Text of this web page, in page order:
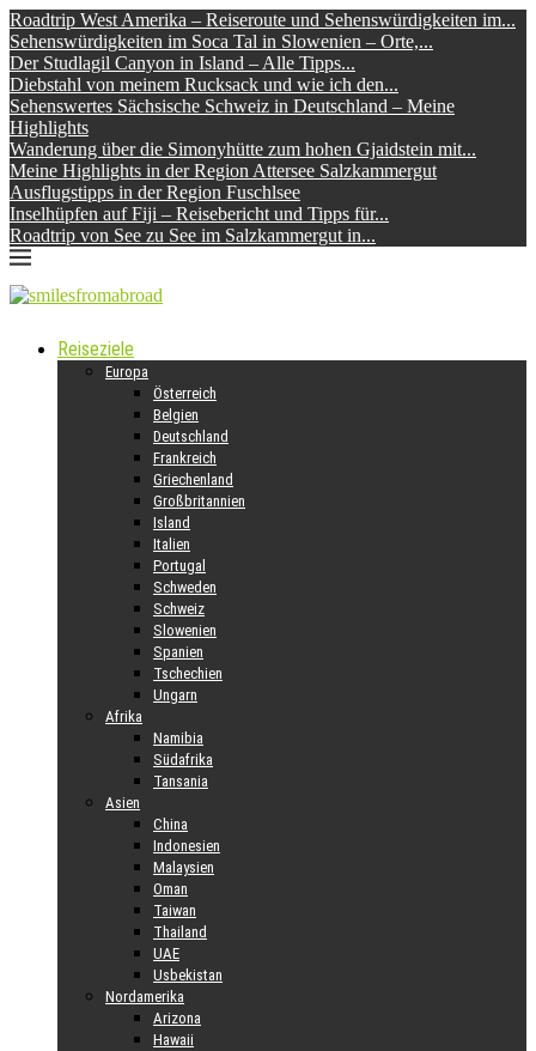
Roadtrip West Amerika – Reiseroute und Sehenswürdigkeiten im...
Sehenswürdigkeiten im Soca Tal in Slowenien – Orte,...
Der Studlagil Canyon in Island – Alle Tipps...
Diebstahl von meinem Rucksack und wie ich den...
Sehenswertes Sächsische Schweiz in Deutschland – Meine
Highlights
Wanderung über die Simonyhütte zum hohen Gjaidstein mit...
Meine Highlights in der Region Attersee Salzkammergut
Ausflugstipps in der Region Fuschlsee
Inselhüpfen auf Fiji – Reisebericht und Tipps für...
Roadtrip von See zu See im Salzkammergut in...
Reiseziele
Europa
Österreich
Belgien
Deutschland
Frankreich
Griechenland
Großbritannien
Island
Italien
Portugal
Schweden
Schweiz
Slowenien
Spanien
Tschechien
Ungarn
Afrika
Namibia
Südafrika
Tansania
Asien
China
Indonesien
Malaysien
Oman
Taiwan
Thailand
UAE
Usbekistan
Nordamerika
Arizona
Hawaii